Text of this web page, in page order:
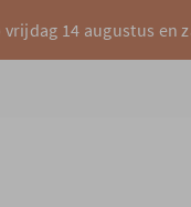
14 augustus en